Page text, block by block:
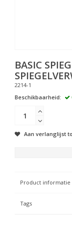
BASIC
2214-1
Beschikbaarheid:
Aan verlanglijst
Product informatie
Tags